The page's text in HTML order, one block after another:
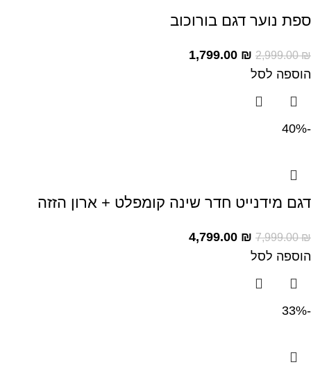
ספת נוער דגם בורוכוב
2,999.00₪
1,799.00 ₪
הוספה לסל
-40%
דגם מידנייט חדר שינה קומפלט + ארון הזזה
7,999.00₪
4,799.00 ₪
הוספה לסל
-33%